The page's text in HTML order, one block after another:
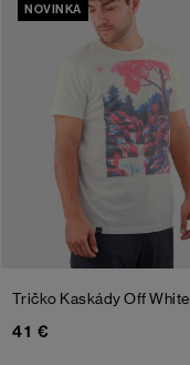
NOVINKA
Tričko KaskádyOff White
41 €